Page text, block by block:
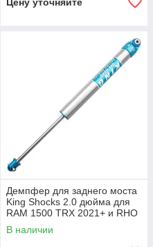
Демпфер для заднего моста
King Shocks 2.0 дюйма для
RAM 1500 TRX 2021+ и RHO
2025+
В наличии